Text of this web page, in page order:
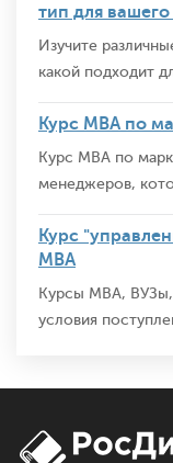
тип для
Изучите
какой подходит
Курс MBA по
Курс MBA по
менеджеров,
Курс
MBA
Курсы MBA,
условия